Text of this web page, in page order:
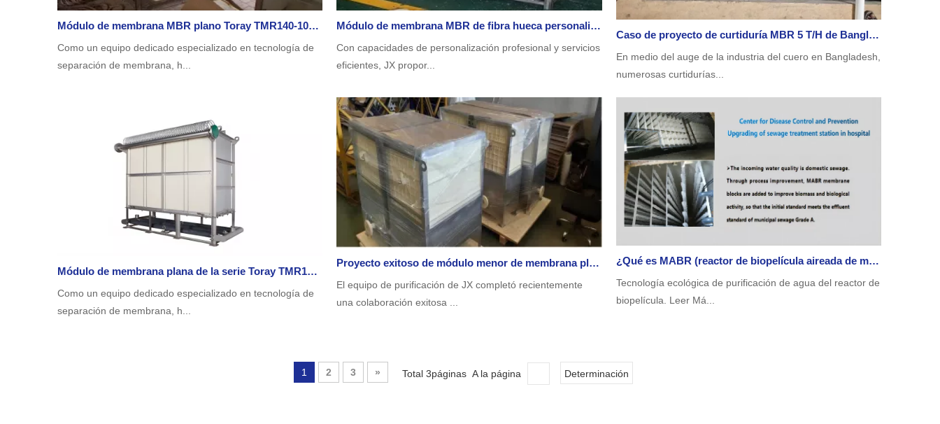
Módulo de membrana MBR plano Toray TMR140-100S de actualización/reemplazo en aeropuerto por JX Purification
Como un equipo dedicado especializado en tecnología de
separación de membrana, h...
Módulo de membrana MBR de fibra hueca personalizado - Caso de proyecto de tratamiento de aguas residuales domésticas en México
Con capacidades de personalización profesional y servicios
eficientes, JX propor...
Caso de proyecto de curtiduría MBR 5 T/H de Bangladesh que utiliza membrana MBR de purificación JX
En medio del auge de la industria del cuero en Bangladesh,
numerosas curtidurías...
Módulo de membrana plana de la serie Toray TMR140 Alternativa: Purificación JX-experiencia práctica y actualización de tecnología
Como un equipo dedicado especializado en tecnología de
separación de membrana, h...
Proyecto exitoso de módulo menor de membrana plana en Turquía para el tratamiento de aguas grises
El equipo de purificación de JX completó recientemente
una colaboración exitosa ...
¿Qué es MABR (reactor de biopelícula aireada de membrana)?
Tecnología ecológica de purificación de agua del reactor de
biopelícula. Leer Má...
1 2 3 » Total 3páginas A la página Determinación